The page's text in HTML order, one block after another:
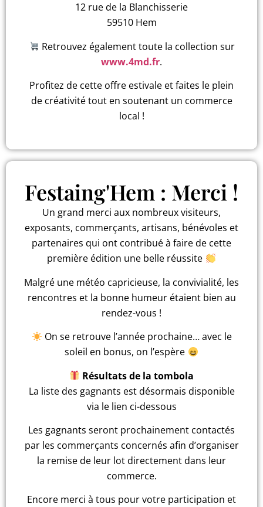
12 rue de la Blanchisserie
59510 Hem
Retrouvez également toute la collection sur
www.4md.fr.
Profitez de cette offre estivale et faites le plein
de créativité tout en soutenant un commerce
local !
Festaing'Hem : Merci !
Un grand merci aux nombreux visiteurs,
exposants, commerçants, artisans, bénévoles et
partenaires qui ont contribué à faire de cette
première édition une belle réussite
Malgré une météo capricieuse, la convivialité, les
rencontres et la bonne humeur étaient bien au
rendez-vous !
On se retrouve l’année prochaine… avec le
soleil en bonus, on l’espère
Résultats de la tombola
La liste des gagnants est désormais disponible
via le lien ci-dessous
Les gagnants seront prochainement contactés
par les commerçants concernés afin d’organiser
la remise de leur lot directement dans leur
commerce.
Encore merci à tous pour votre participation et